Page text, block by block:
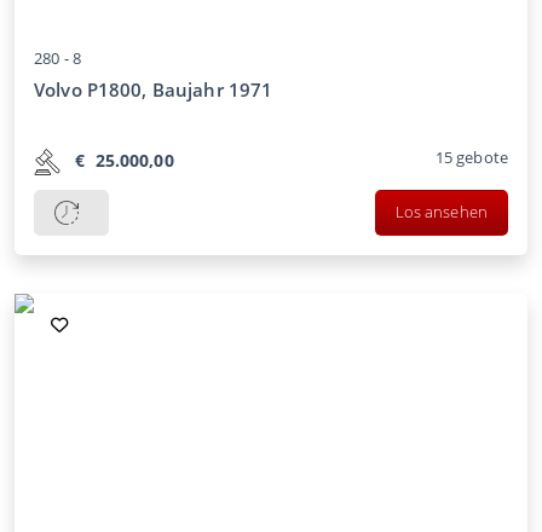
280 -8
Volvo P1800, Baujahr 1971
€ 25.000,00 15gebote
Los ansehen